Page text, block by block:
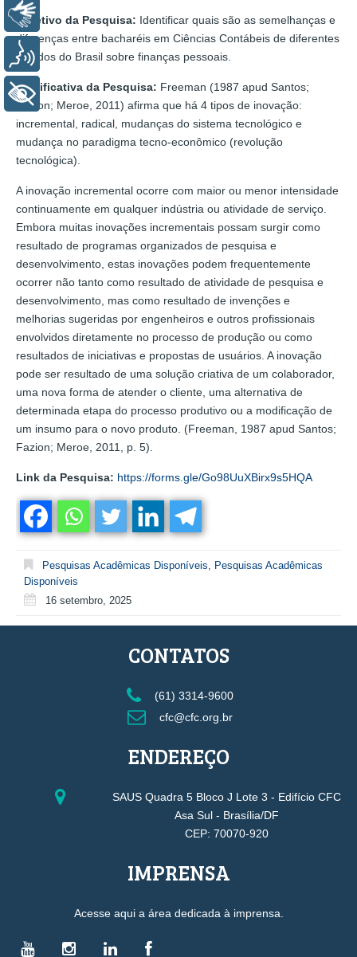
Objetivo da Pesquisa: Identificar quais são as semelhanças e
diferenças entre bacharéis em Ciências Contábeis de diferentes
estados do Brasil sobre finanças pessoais.
Justificativa da Pesquisa: Freeman (1987 apud Santos;
Fazion; Meroe, 2011) afirma que há 4 tipos de inovação:
incremental, radical, mudanças do sistema tecnológico e
mudança no paradigma tecno-econômico (revolução
tecnológica).
A inovação incremental ocorre com maior ou menor intensidade
continuamente em qualquer indústria ou atividade de serviço.
Embora muitas inovações incrementais possam surgir como
resultado de programas organizados de pesquisa e
desenvolvimento, estas inovações podem frequentemente
ocorrer não tanto como resultado de atividade de pesquisa e
desenvolvimento, mas como resultado de invenções e
melhorias sugeridas por engenheiros e outros profissionais
envolvidos diretamente no processo de produção ou como
resultados de iniciativas e propostas de usuários. A inovação
pode ser resultado de uma solução criativa de um colaborador,
uma nova forma de atender o cliente, uma alternativa de
determinada etapa do processo produtivo ou a modificação de
um insumo para o novo produto. (Freeman, 1987 apud Santos;
Fazion; Meroe, 2011, p. 5).
Link da Pesquisa: https://forms.gle/Go98UuXBirx9s5HQA
Pesquisas Acadêmicas Disponíveis
Pesquisas Acadêmicas
Disponíveis
16 setembro, 2025
CONTATOS
(61) 3314-9600
cfc@cfc.org.br
ENDEREÇO
SAUS Quadra 5 Bloco J Lote 3 - Edifício CFC
Asa Sul - Brasília/DF
CEP: 70070-920
IMPRENSA
Acesse aqui a área dedicada à imprensa.
Libras
Voz
+ Acessibilidade